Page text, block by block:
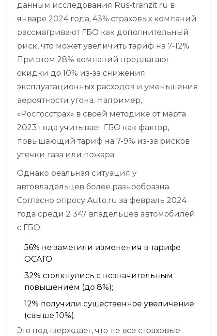
данным исследования Rus-tranzit.ru в
январе 2024 года, 43% страховых компаний
рассматривают ГБО как дополнительный
риск, что может увеличить тариф на 7-12%.
При этом 28% компаний предлагают
скидки до 10% из-за снижения
эксплуатационных расходов и уменьшения
вероятности угона. Например,
«Росгосстрах» в своей методике от марта
2023 года учитывает ГБО как фактор,
повышающий тариф на 7-9% из-за рисков
утечки газа или пожара.
Однако реальная ситуация у
автовладельцев более разнообразна.
Согласно опросу Auto.ru за февраль 2024
года среди 2 347 владельцев автомобилей
с ГБО:
56% не заметили изменения в тарифе
ОСАГО;
32% столкнулись с незначительным
повышением (до 8%);
12% получили существенное увеличение
(свыше 10%).
Это подтверждает, что не все страховые